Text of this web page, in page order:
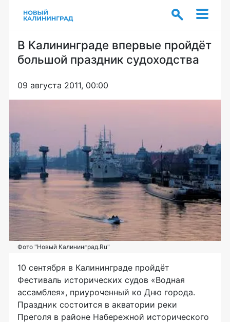
В Калининграде впервые пройдёт
большой праздник судоходства
09 августа 2011, 00:00
Фото "Новый Калининград.Ru"
10 сентября в Калининграде пройдёт
Фестиваль исторических судов «Водная
ассамблея», приуроченный ко Дню города.
Праздник состоится в акватории реки
Преголя в районе Набережной исторического